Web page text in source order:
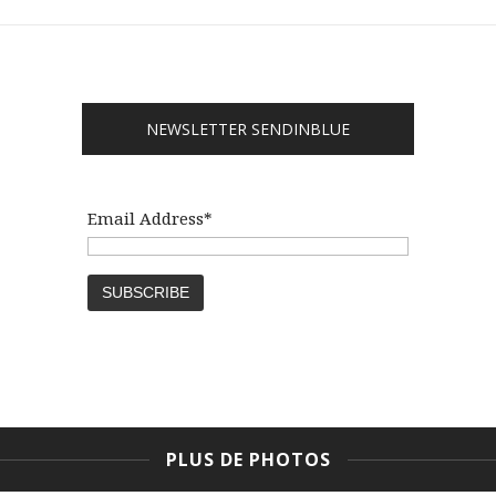
NEWSLETTER SENDINBLUE
Email Address*
PLUS DE PHOTOS